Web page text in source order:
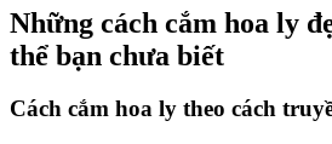
Những cách cắm hoa ly
thể bạn chưa biết
Cách cắm hoa ly theo cách